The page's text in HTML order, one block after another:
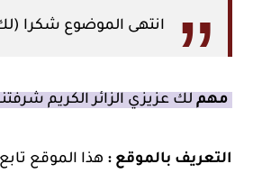
انتهى الموضوع شكرا
مهم لك عزيزي الزائر الكريم
التعريف بالموقع : هذا الموقع